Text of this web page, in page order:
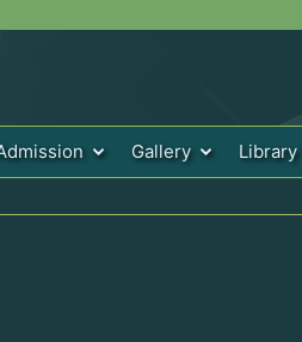
Gallery Library